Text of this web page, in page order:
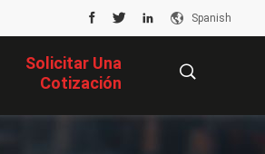
Spanish
Solicitar Una
Cotización